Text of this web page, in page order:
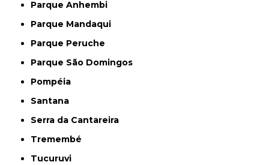
Parque Anhembi
Parque Mandaqui
Parque Peruche
Parque São Domingos
Pompéia
Santana
Serra da Cantareira
Tremembé
Tucuruvi